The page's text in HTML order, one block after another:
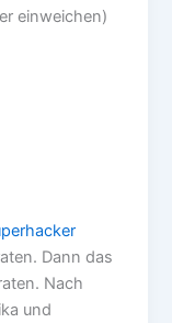
einweichen)
Dann das
Nach
und